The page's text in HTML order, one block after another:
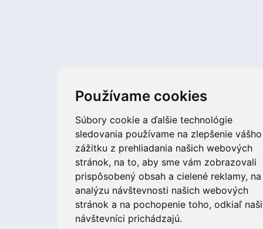
Používame cookies
Súbory cookie a ďalšie technológie
sledovania používame na zlepšenie vášho
zážitku z prehliadania našich webových
stránok, na to, aby sme vám zobrazovali
prispôsobený obsah a cielené reklamy, na
analýzu návštevnosti našich webových
stránok a na pochopenie toho, odkiaľ naši
návštevníci prichádzajú.